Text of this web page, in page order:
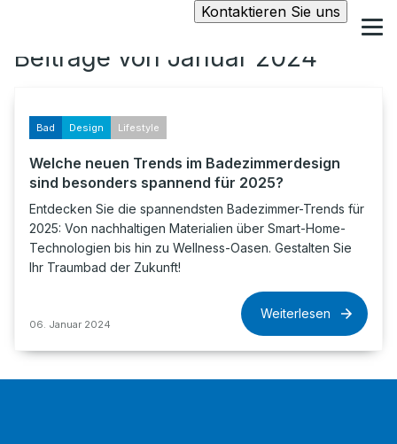
Kontaktieren Sie uns
Beiträge von Januar 2024
Bad Design Lifestyle
Welche neuen Trends im Badezimmerdesign
sind besonders spannend für 2025?
Entdecken Sie die spannendsten Badezimmer-Trends für
2025: Von nachhaltigen Materialien über Smart-Home-
Technologien bis hin zu Wellness-Oasen. Gestalten Sie
Ihr Traumbad der Zukunft!
06. Januar 2024
Weiterlesen